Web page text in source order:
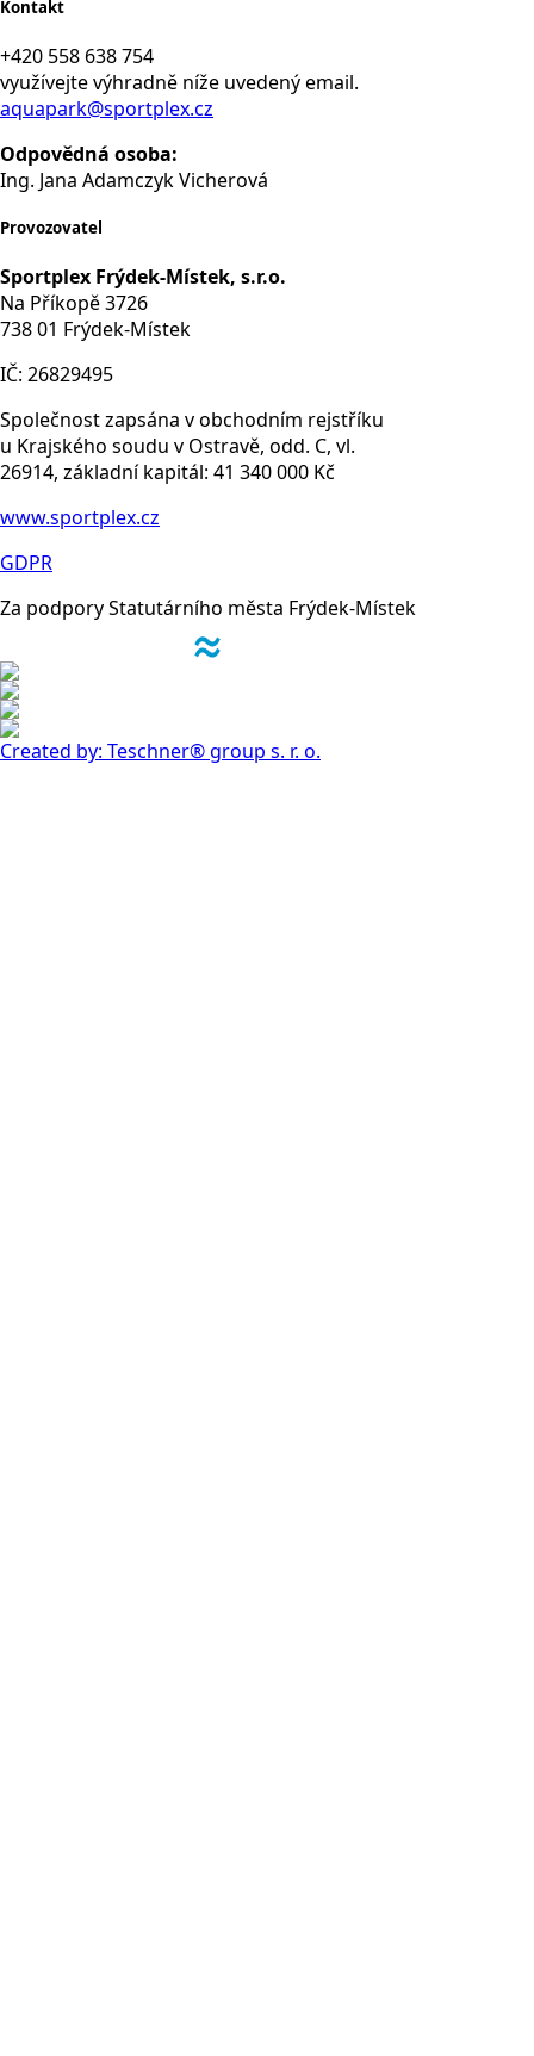
Kontakt
+420 558 638 754
využívejte výhradně níže uvedený email.
aquapark@sportplex.cz
Odpovědná osoba:
Ing. Jana Adamczyk Vicherová
Provozovatel
Sportplex Frýdek-Místek, s.r.o.
Na Příkopě 3726
738 01 Frýdek-Místek
IČ: 26829495
Společnost zapsána v obchodním rejstříku
u Krajského soudu v Ostravě, odd. C, vl.
26914, základní kapitál: 41 340 000 Kč
www.sportplex.cz
GDPR
Za podpory Statutárního města Frýdek-Místek
Created by: Teschner® group s. r. o.